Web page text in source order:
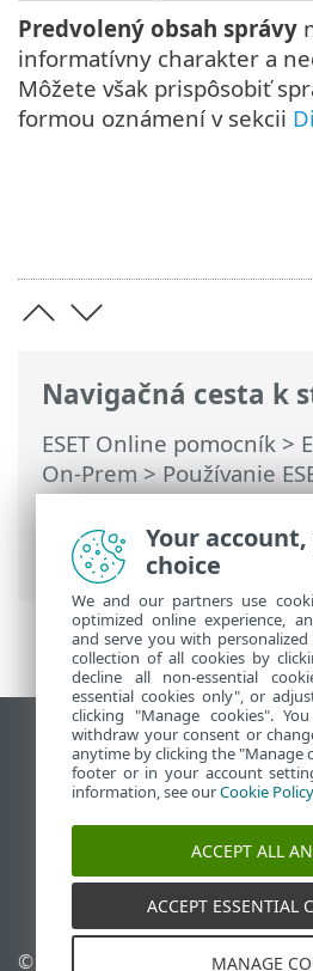
Navigačná cesta k
ESET Online pomocník >
On-Prem>Používanie
Prem>Hlavné menu
Prem>Oznámenia>
Zmeny stavu servera
Predvolený obsah správy
informatívny charakter a
Môžete však prispôsobiť
formou oznámení v sekcii
Zobraziť stránku ako na
End of Life
Databáza znalostí ESET
ESET Fórum
ESET Status Portal
Technická podpora
© 1992 - 2026 ESET,
Your
choice
We and our partners use
optimized online experience,
and serve you with
collection of all cookies by
decline all non-essential
essential cookies only", or
clicking "Manage cookies".
withdraw your consent or
anytime by clicking the "Manage
footer or in your account
information, see ourCookie Policy
ACCEPT ALL
ACCEPT ESSENTIAL
MANAGE